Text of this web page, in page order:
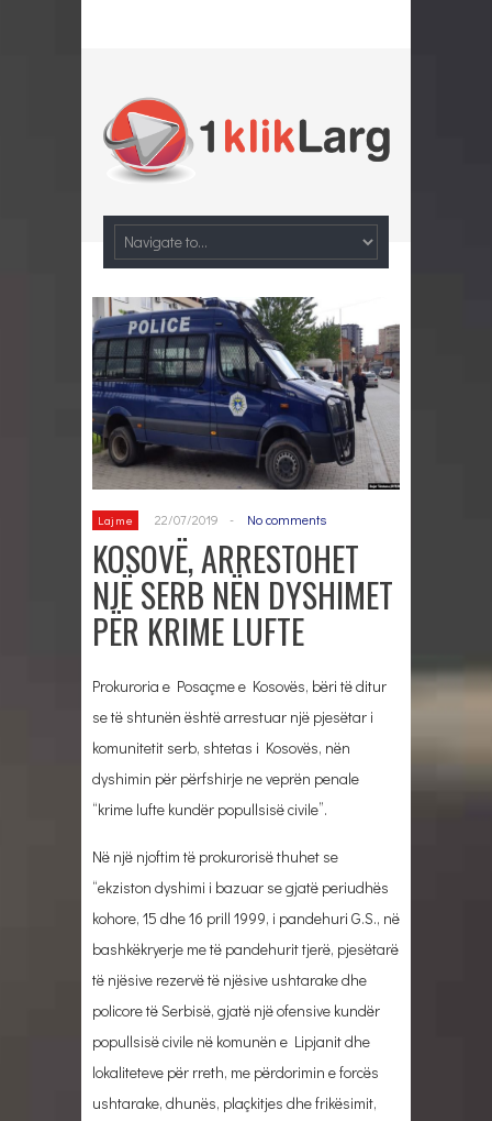
Lajme 22/07/2019 - No comments
KOSOVË, ARRESTOHET
NJË SERB NËN DYSHIMET
PËR KRIME LUFTE
Prokuroria e Posaçme e Kosovës, bëri të ditur
se të shtunën është arrestuar një pjesëtar i
komunitetit serb, shtetas i Kosovës, nën
dyshimin për përfshirje ne veprën penale
“krime lufte kundër popullsisë civile”.
Në një njoftim të prokurorisë thuhet se
“ekziston dyshimi i bazuar se gjatë periudhës
kohore, 15 dhe 16 prill 1999, i pandehuri G.S., nё
bashkëkryerje me tё pandehurit tjerë, pjesëtarë
të njësive rezervë të njësive ushtarake dhe
policore të Serbisë, gjatë një ofensive kundër
popullsisë civile në komunën e Lipjanit dhe
lokaliteteve për rreth, me përdorimin e forcës
ushtarake, dhunës, plaçkitjes dhe frikësimit,